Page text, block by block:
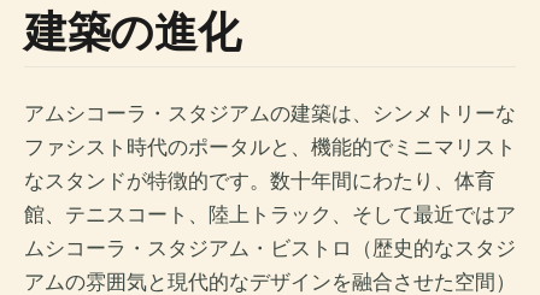
建築の進化
アムシコーラ・スタジアムの建築は、シンメトリーな
ファシスト時代のポータルと、機能的でミニマリスト
なスタンドが特徴的です。数十年間にわたり、体育
館、テニスコート、陸上トラック、そして最近ではア
ムシコーラ・スタジアム・ビストロ（歴史的なスタジ
アムの雰囲気と現代的なデザインを融合させた空間）